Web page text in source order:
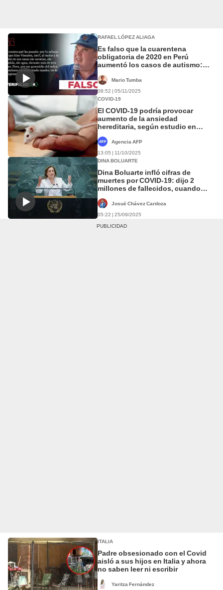
RAFAEL LÓPEZ ALIAGA
Es falso que la cuarentena
obligatoria de 2020 en Perú
aumentó los casos de autismo:
López Aliaga
Mario Tumba
08:52 | 05/11/2025
COVID-19
El COVID-19 podría provocar
aumento de la ansiedad
hereditaria, según estudio en
Agencia AFP
13:05 | 11/10/2025
DINA BOLUARTE
Dina Boluarte infló cifras de
muertes por COVID-19: dijo 2
millones de fallecidos, cuando
Josué Chávez Cardoza
05:22 | 25/09/2025
ITALIA
Padre obsesionado con el Covid
aisló a sus hijos en Italia y ahora
no saben leer ni escribir
Yaritza Fernández